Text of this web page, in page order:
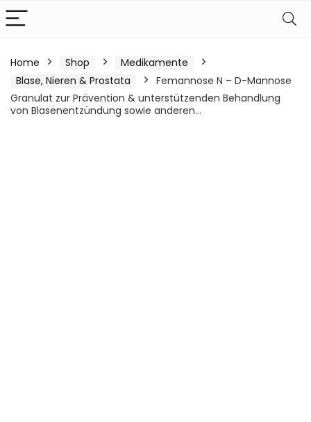
Home Shop
Medikamente
Blase, Nieren & Prostata
Femannose N – D-Mannose
Granulat zur Prävention & unterstützenden Behandlung
von Blasenentzündung sowie anderen…